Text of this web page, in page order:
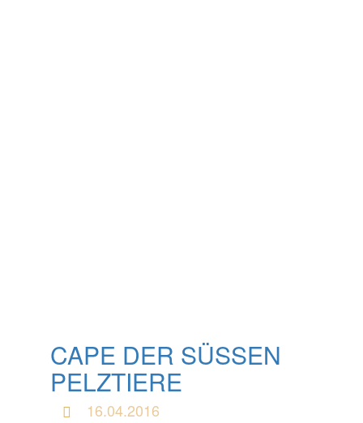
CAPE DER SÜSSEN P
ELZTIERE
16.04.2016